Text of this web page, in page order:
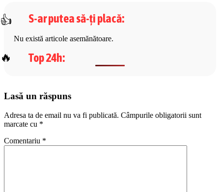
S-ar putea să-ți placă:
Nu există articole asemănătoare.
Top 24h:
Lasă un răspuns
Adresa ta de email nu va fi publicată. Câmpurile obligatorii sunt
marcate cu *
Comentariu *